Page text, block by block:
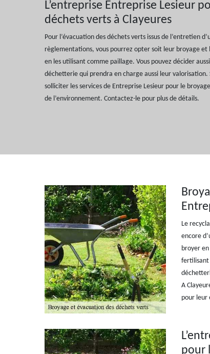
L’entreprise Entreprise Lesieur
déchets verts à Clayeures
Pour l’évacuation des déchets verts issus de l’entretien
règlementations, vous pourrez opter soit leur broyage
en les utilisant comme paillage. Vous pouvez décider
déchetterie qui prendra en charge aussi leur valorisation.
solliciter les services de Entreprise Lesieur pour le
de l’environnement. Contactez-le pour plus de détails.
Le
encore
broyer
fertilisant
A
pour leur
pour